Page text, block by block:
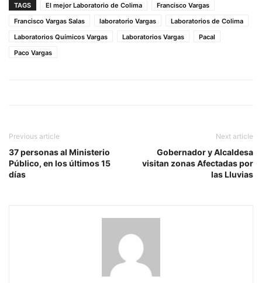
TAGS El mejor Laboratorio de Colima
Francisco Vargas
Francisco Vargas Salas
laboratorio Vargas
Laboratorios de Colima
Laboratorios Químicos Vargas
Laboratorios Vargas
Pacal
Paco Vargas
Previous article
37 personas al Ministerio
Público, en los últimos 15
días
Next article
Gobernador y Alcaldesa
visitan zonas Afectadas por
las Lluvias